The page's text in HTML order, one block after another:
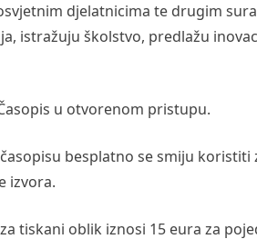
djelatnicima te drugim
istražuju školstvo, predlažu
u otvorenom pristupu.
besplatno se smiju
izvora.
tiskani oblik iznosi 15 eura za